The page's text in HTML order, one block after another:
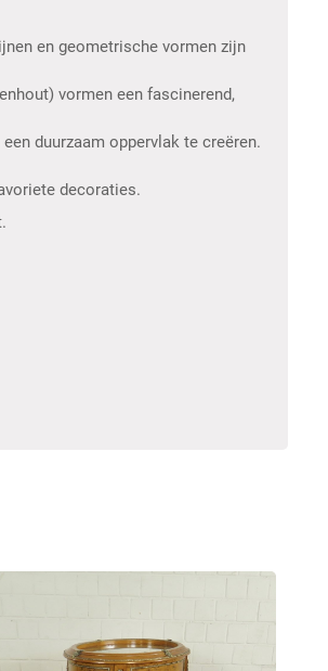
en geometrische vormen zijn
vormen een fascinerend,
duurzaam oppervlak te creëren.
decoraties.